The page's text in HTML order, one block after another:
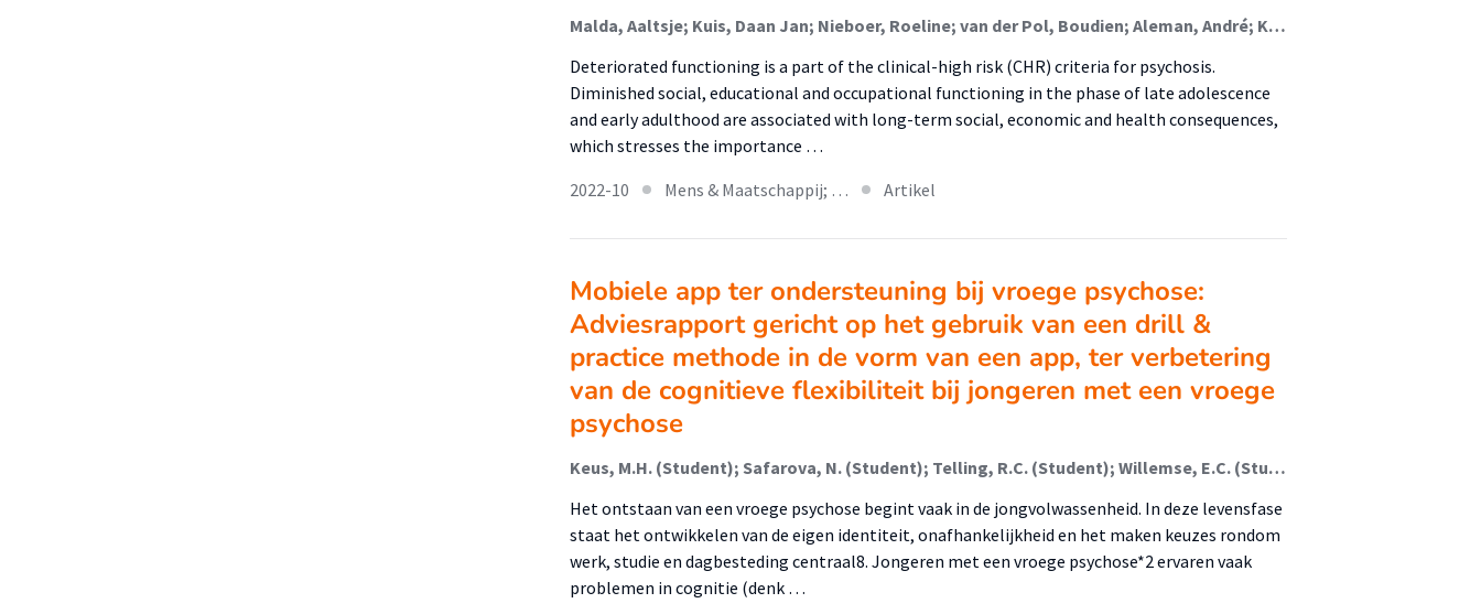
Malda, Aaltsje; Kuis, Daan Jan; Nieboer, Roeline; van der Pol, Boudien; Aleman, André; Korevaar, E.L.; Sportel, Esther; Hofstra, Jacomijn (Rehabilitation); Pijnenborg, Gerdina H.M.; Boonstra, Nynke
Deteriorated functioning is a part of the clinical-high risk (CHR) criteria for psychosis.
Diminished social, educational and occupational functioning in the phase of late adolescence
and early adulthood are associated with long-term social, economic and health consequences,
which stresses the importance …
2022-10
Mens & Maatschappij; … Artikel
Mobiele app ter ondersteuning bij vroege psychose:
Adviesrapport gericht op het gebruik van een drill &
practice methode in de vorm van een app, ter verbetering
van de cognitieve flexibiliteit bij jongeren met een vroege
psychose
Keus, M.H. (Student); Safarova, N. (Student); Telling, R.C. (Student); Willemse, E.C. (Student); Vromen, Inge
Het ontstaan van een vroege psychose begint vaak in de jongvolwassenheid. In deze levensfase
staat het ontwikkelen van de eigen identiteit, onafhankelijkheid en het maken keuzes rondom
werk, studie en dagbesteding centraal8. Jongeren met een vroege psychose*2 ervaren vaak
problemen in cognitie (denk …